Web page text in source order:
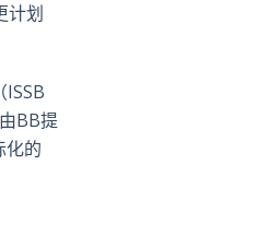
计划
BB提
化的